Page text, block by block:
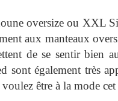
oversize ou XXL
aux manteaux
de se sentir bien
également très
être à la mode